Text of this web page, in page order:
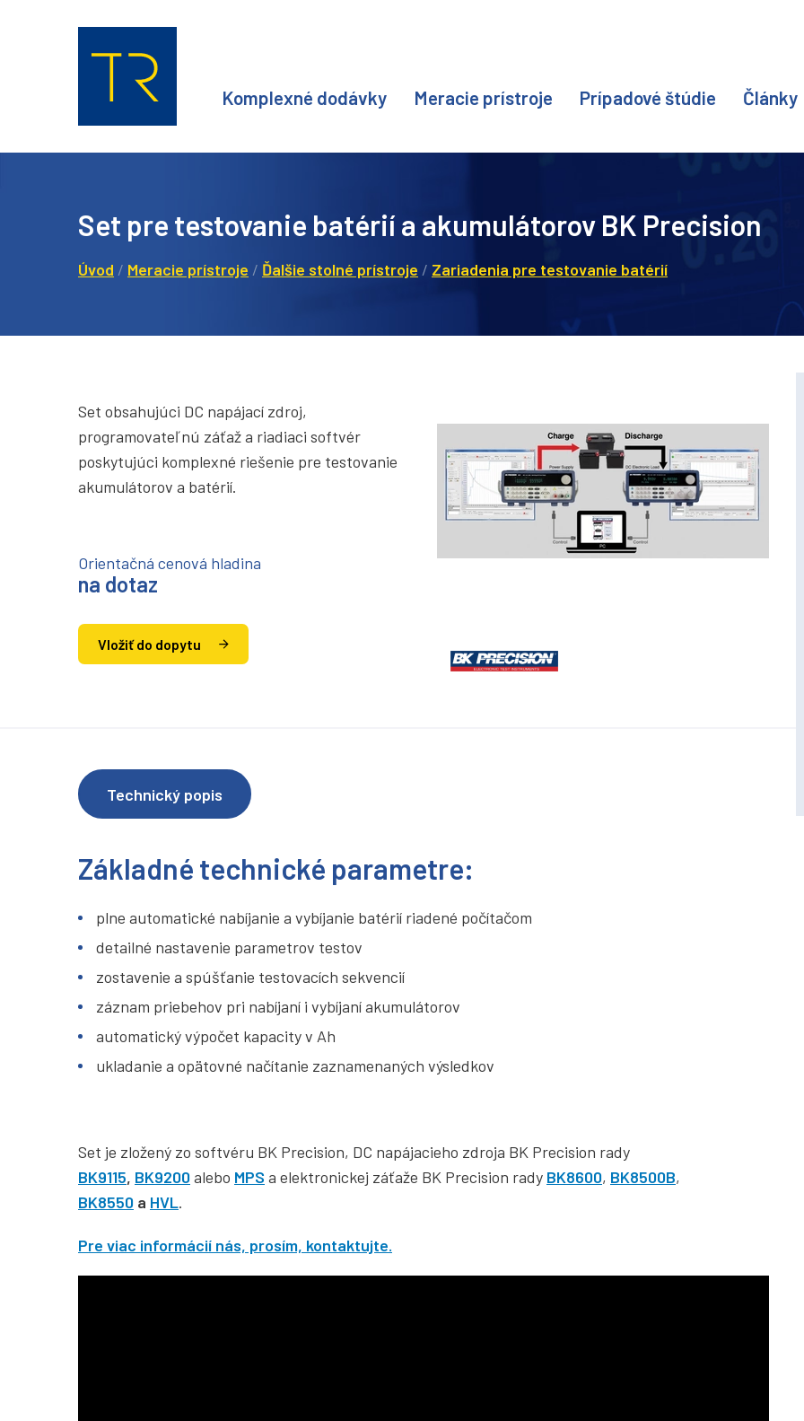
Komplexné dodávky Meracie prístroje Prípadové štúdie Články
Set pre testovanie batérií a akumulátorov BK Precision
Úvod / Meracie prístroje / Ďalšie stolné prístroje / Zariadenia pre testovanie batérií
Set obsahujúci DC napájací zdroj,
programovateľnú záťaž a riadiaci softvér
poskytujúci komplexné riešenie pre testovanie
akumulátorov a batérií.
Orientačná cenová hladina
na dotaz
Vložiť do dopytu
Technický popis
Základné technické parametre:
plne automatické nabíjanie a vybíjanie batérií riadené počítačom
detailné nastavenie parametrov testov
zostavenie a spúšťanie testovacích sekvencií
záznam priebehov pri nabíjaní i vybíjaní akumulátorov
automatický výpočet kapacity v Ah
ukladanie a opätovné načítanie zaznamenaných výsledkov
Set je zložený zo softvéru BK Precision, DC napájacieho zdroja BK Precision rady
BK9115, BK9200alebo MPS a elektronickej záťaže BK Precision rady BK8600, BK8500B,
BK8550 a HVL.
Pre viac informácií nás, prosím, kontaktujte.